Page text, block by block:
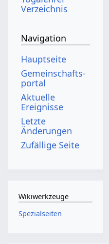
Verzeichnis
Navigation
Hauptseite
Gemeinschafts­
portal
Aktuelle
Ereignisse
Letzte
Änderungen
Zufällige Seite
Wikiwerkzeuge
Spezialseiten